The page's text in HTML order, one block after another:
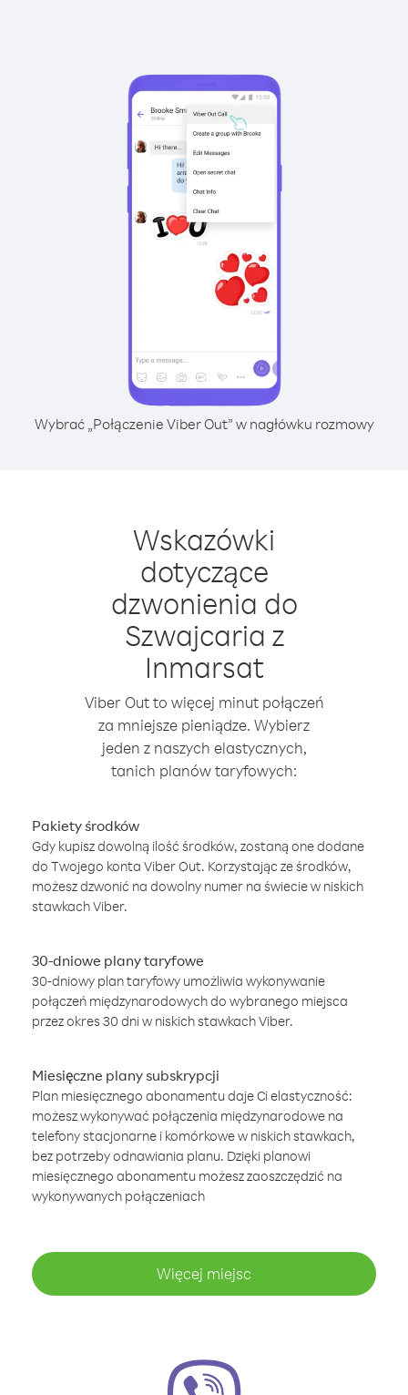
Wybrać „Połączenie Viber Out” w nagłówku rozmowy
Wskazówki
dotyczące
dzwonienia do
Szwajcaria z
Inmarsat
Viber Out to więcej minut połączeń
za mniejsze pieniądze. Wybierz
jeden z naszych elastycznych,
tanich planów taryfowych:
Pakiety środków
Gdy kupisz dowolną ilość środków, zostaną one dodane
do Twojego konta Viber Out. Korzystając ze środków,
możesz dzwonić na dowolny numer na świecie w niskich
stawkach Viber.
30-dniowe plany taryfowe
30-dniowy plan taryfowy umożliwia wykonywanie
połączeń międzynarodowych do wybranego miejsca
przez okres 30 dni w niskich stawkach Viber.
Miesięczne plany subskrypcji
Plan miesięcznego abonamentu daje Ci elastyczność:
możesz wykonywać połączenia międzynarodowe na
telefony stacjonarne i komórkowe w niskich stawkach,
bez potrzeby odnawiania planu. Dzięki planowi
miesięcznego abonamentu możesz zaoszczędzić na
wykonywanych połączeniach
Więcej miejsc